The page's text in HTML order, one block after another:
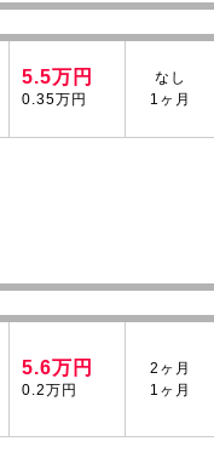
5.5万円
0.35万円
なし
1ヶ月
5.6万円
0.2万円
2ヶ月
1ヶ月